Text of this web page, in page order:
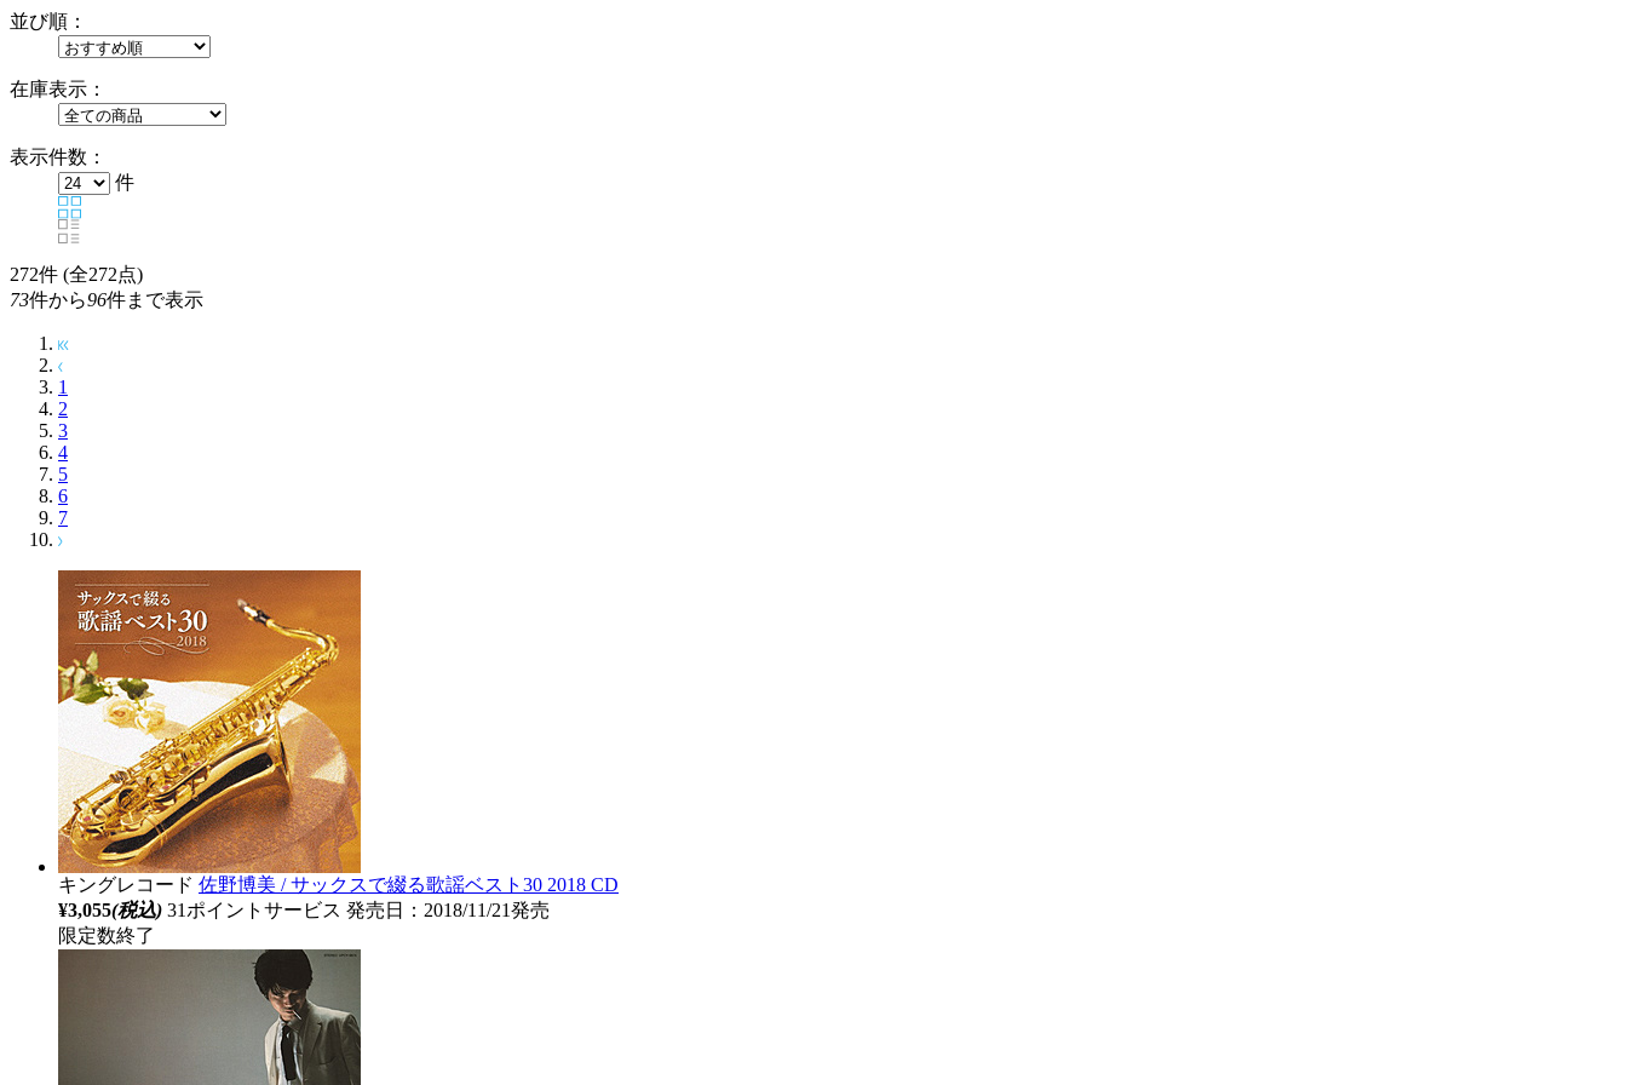
並び順：
在庫表示：
表示件数：
件
272件 (全272点)
73件から96件まで表示
1
2
3
4
5
6
7
キングレコード 佐野博美 / サックスで綴る歌謡ベスト30 2018 CD
¥3,055(税込) 31ポイントサービス 発売日：2018/11/21発売
限定数終了